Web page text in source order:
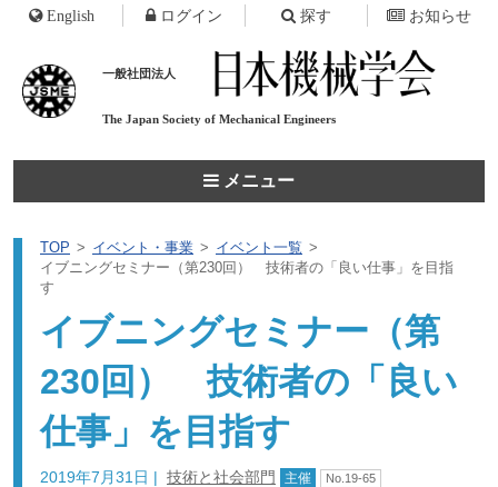
一般社団法人
The Japan Society of Mechanical Engineers
メニュー
English ログイン 探す お知らせ
TOP イベント・事業
イベント一覧
イブニングセミナー（第230回） 技術者の「良い仕事」を目指
す
イブニングセミナー（第
230回） 技術者の「良い
仕事」を目指す
2019年7月31日 | 技術と社会部門 主催 No.19-65